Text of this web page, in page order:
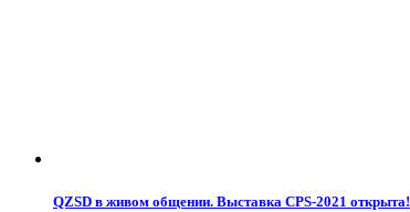
​QZSD в живом общении. Выставка CPS-2021 открыта!